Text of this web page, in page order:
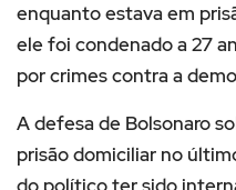
enquanto estava em
ele foi condenado a 27
por crimes contra a
A defesa de Bolsonaro
prisão domiciliar no